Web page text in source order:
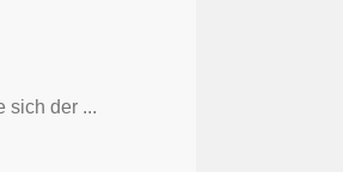
sich der ...